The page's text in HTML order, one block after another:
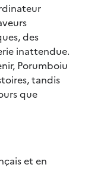
des
inattendue.
Porumboiu
tandis
que
et en